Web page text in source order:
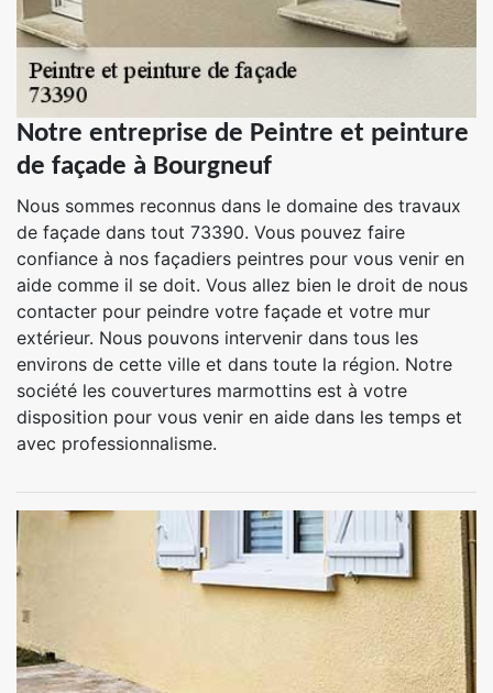
Notre entreprise de Peintre et peinture
de façade à Bourgneuf
Nous sommes reconnus dans le domaine des travaux
de façade dans tout 73390. Vous pouvez faire
confiance à nos façadiers peintres pour vous venir en
aide comme il se doit. Vous allez bien le droit de nous
contacter pour peindre votre façade et votre mur
extérieur. Nous pouvons intervenir dans tous les
environs de cette ville et dans toute la région. Notre
société les couvertures marmottins est à votre
disposition pour vous venir en aide dans les temps et
avec professionnalisme.